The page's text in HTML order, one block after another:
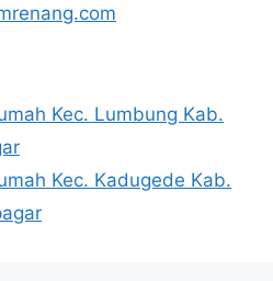
Kec. Lumbung Kab.
Kec. Kadugede Kab.